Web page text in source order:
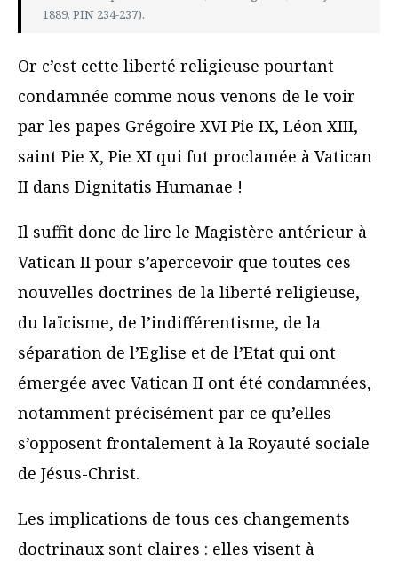
1889, PIN 234-237).
Or c’est cette liberté religieuse pourtant
condamnée comme nous venons de le voir
par les papes Grégoire XVI Pie IX, Léon XIII,
saint Pie X, Pie XI qui fut proclamée à Vatican
II dans Dignitatis Humanae !
Il suffit donc de lire le Magistère antérieur à
Vatican II pour s’apercevoir que toutes ces
nouvelles doctrines de la liberté religieuse,
du laïcisme, de l’indifférentisme, de la
séparation de l’Eglise et de l’Etat qui ont
émergée avec Vatican II ont été condamnées,
notamment précisément par ce qu’elles
s’opposent frontalement à la Royauté sociale
de Jésus-Christ.
Les implications de tous ces changements
doctrinaux sont claires : elles visent à